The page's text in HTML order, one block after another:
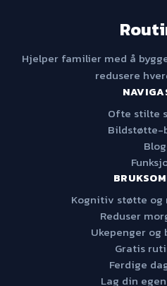
Hjelper familier med å
redusere
Ofte stilte
Bildstøtte-
Kognitiv støtte og
Reduser
Ukepenger og
Gratis
Ferdige
Lag din